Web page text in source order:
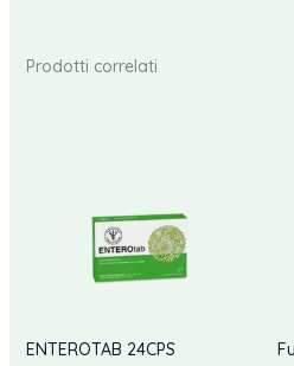
Prodotti correlati
ENTEROTAB 24CPS